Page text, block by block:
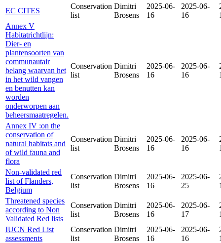
EC CITES
Conservation
list
Dimitri
Brosens
2025-06-
16
2025-06-
16
Annex V
Habitatrichtlijn:
Dier- en
plantensoorten van
communautair
belang waarvan het
in het wild vangen
en benutten kan
worden
onderworpen aan
beheersmaatregelen.
Conservation
list
Dimitri
Brosens
2025-06-
16
2025-06-
16
Annex IV :on the
conservation of
natural habitats and
of wild fauna and
flora
Conservation
list
Dimitri
Brosens
2025-06-
16
2025-06-
16
Non-validated red
list of Flanders,
Belgium
Conservation
list
Dimitri
Brosens
2025-06-
16
2025-06-
25
Threatened species
according to Non
Validated Red lists
Conservation
list
Dimitri
Brosens
2025-06-
16
2025-06-
17
IUCN Red List
assessments
Conservation
list
Dimitri
Brosens
2025-06-
16
2025-06-
16